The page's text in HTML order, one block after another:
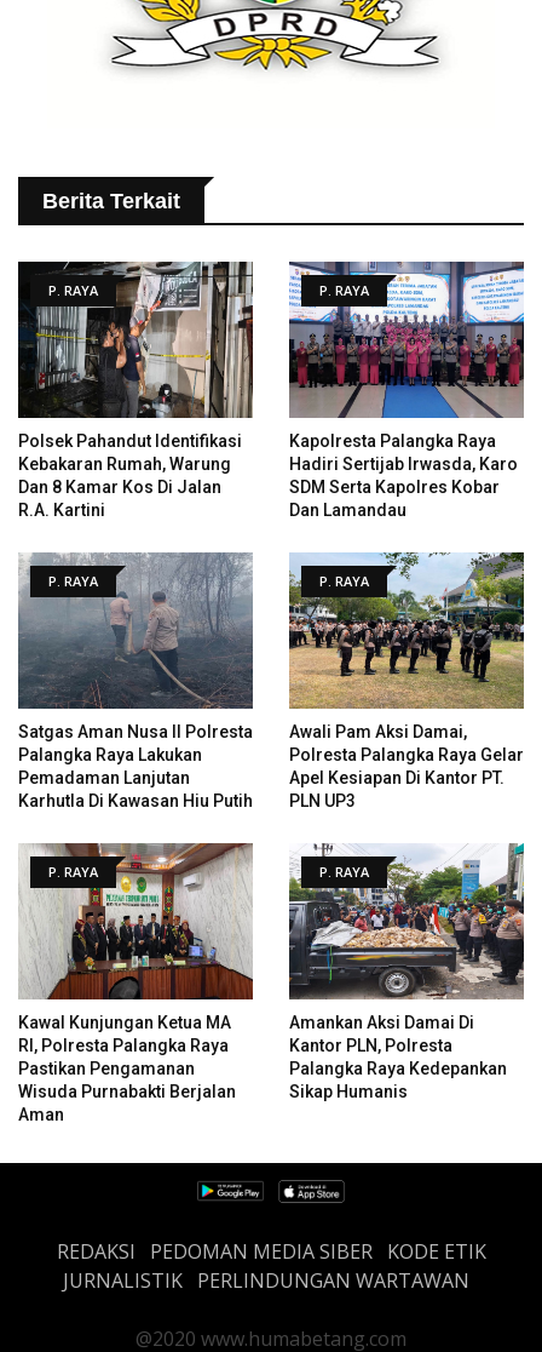
Berita Terkait
P. RAYA
Polsek Pahandut Identifikasi
Kebakaran Rumah, Warung
Dan 8 Kamar Kos Di Jalan
R.A. Kartini
P. RAYA
Kapolresta Palangka Raya
Hadiri Sertijab Irwasda, Karo
SDM Serta Kapolres Kobar
Dan Lamandau
P. RAYA
Satgas Aman Nusa II Polresta
Palangka Raya Lakukan
Pemadaman Lanjutan
Karhutla Di Kawasan Hiu Putih
P. RAYA
Awali Pam Aksi Damai,
Polresta Palangka Raya Gelar
Apel Kesiapan Di Kantor PT.
PLN UP3
P. RAYA
Kawal Kunjungan Ketua MA
RI, Polresta Palangka Raya
Pastikan Pengamanan
Wisuda Purnabakti Berjalan
Aman
P. RAYA
Amankan Aksi Damai Di
Kantor PLN, Polresta
Palangka Raya Kedepankan
Sikap Humanis
REDAKSI PEDOMAN MEDIA SIBER
KODE ETIK
JURNALISTIK PERLINDUNGAN WARTAWAN
@2020 www.humabetang.com